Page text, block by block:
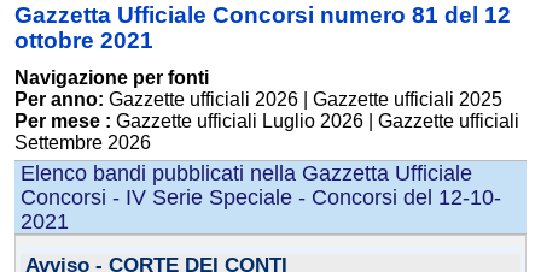
Gazzetta Ufficiale Concorsi numero 81 del 12
ottobre 2021
Navigazione per fonti
Per anno: Gazzette ufficiali 2026
Gazzette ufficiali 2025
Per mese : Gazzette ufficiali Luglio 2026
Gazzette ufficiali
Settembre 2026
Elenco bandi pubblicati nella Gazzetta Ufficiale
Concorsi - IV Serie Speciale - Concorsi del 12-10-
2021
Avviso - CORTE DEI CONTI